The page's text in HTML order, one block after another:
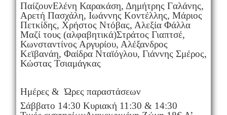
ΠαίζουνΕλένη Καρακάση, Δημήτρης Γαλάνης,
Αρετή Πασχάλη, Ιωάννης Κοντέλλης, Μάριος
Πετκίδης, Χρήστος Ντόβας, Αλεξία Φάλλα
Μαζί τους (αλφαβητικά)Στράτος Γιαπτσέ,
Κωνσταντίνος Αργυρίου, Αλέξανδρος
Κεϊβανάη, Φαίδρα Νταϊόγλου, Γιάννης Σμέρος,
Κώστας Τσιαμάγκας
Ημέρες & Ώρες παραστάσεων
Σάββατο 14:30 Κυριακή 11:30 & 14:30